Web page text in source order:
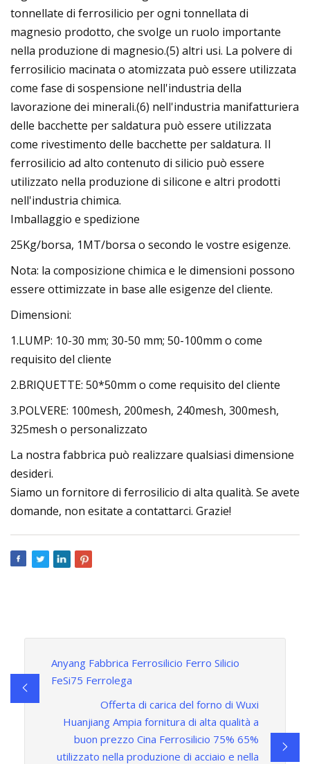
tonnellate di ferrosilicio per ogni tonnellata di
magnesio prodotto, che svolge un ruolo importante
nella produzione di magnesio.(5) altri usi. La polvere di
ferrosilicio macinata o atomizzata può essere utilizzata
come fase di sospensione nell'industria della
lavorazione dei minerali.(6) nell'industria manifatturiera
delle bacchette per saldatura può essere utilizzata
come rivestimento delle bacchette per saldatura. Il
ferrosilicio ad alto contenuto di silicio può essere
utilizzato nella produzione di silicone e altri prodotti
nell'industria chimica.
Imballaggio e spedizione
25Kg/borsa, 1MT/borsa o secondo le vostre esigenze.
Nota: la composizione chimica e le dimensioni possono
essere ottimizzate in base alle esigenze del cliente.
Dimensioni:
1.LUMP: 10-30 mm; 30-50 mm; 50-100mm o come
requisito del cliente
2.BRIQUETTE: 50*50mm o come requisito del cliente
3.POLVERE: 100mesh, 200mesh, 240mesh, 300mesh,
325mesh o personalizzato
La nostra fabbrica può realizzare qualsiasi dimensione
desideri.
Siamo un fornitore di ferrosilicio di alta qualità. Se avete
domande, non esitate a contattarci. Grazie!
Anyang Fabbrica Ferrosilicio Ferro Silicio
FeSi75 Ferrolega
Offerta di carica del forno di Wuxi
Huanjiang Ampia fornitura di alta qualità a
buon prezzo Cina Ferrosilicio 75% 65%
utilizzato nella produzione di acciaio e nella